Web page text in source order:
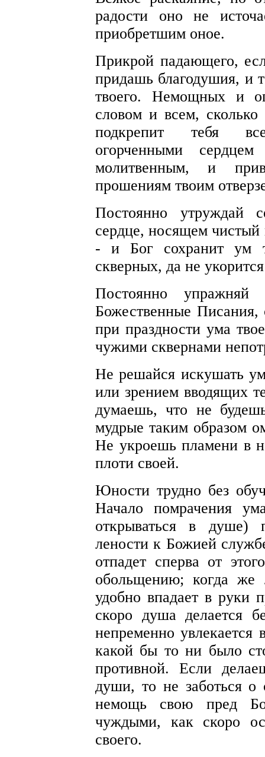
радости оно не
приобретшим оное.
Прикрой падающего,
придашь благодушия, и
твоего. Немощных и
словом и всем, сколько
подкрепит тебя
огорченными
молитвенным, и
прошениям твоим
Постоянно утруждай
сердце, носящем
- и Бог сохранит ум
скверных, да не
Постоянно
Божественные
при праздности ума
чужими сквернами
Не решайся искушать
или зрением вводящих
думаешь, что не
мудрые таким образом
Не укроешь пламени в
плоти своей.
Юности трудно без
Начало помрачения
открываться в душе)
лености к Божией
отпадет сперва от
обольщению; когда
удобно впадает в руки
скоро душа делается
непременно увлекается
какой бы то ни было
противной. Если
души, то не заботься о
немощь свою пред
чуждыми, как скоро
своего.